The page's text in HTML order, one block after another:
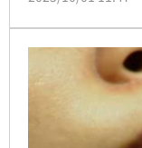
間內，已近乎清